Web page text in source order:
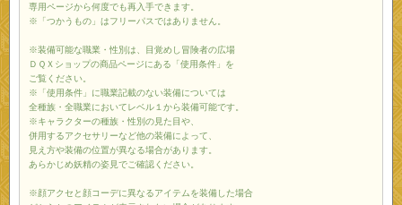
専用ページから何度でも再入手できます。
※「つかうもの」はフリーパスではありません。
※装備可能な職業・性別は、目覚めし冒険者の広場
ＤＱＸショップの商品ページにある「使用条件」を
ご覧ください。
※「使用条件」に職業記載のない装備については
全種族・全職業においてレベル１から装備可能です。
※キャラクターの種族・性別の見た目や、
併用するアクセサリーなど他の装備によって、
見え方や装備の位置が異なる場合があります。
あらかじめ妖精の姿見でご確認ください。
※顔アクセと顔コーデに異なるアイテムを装備した場合